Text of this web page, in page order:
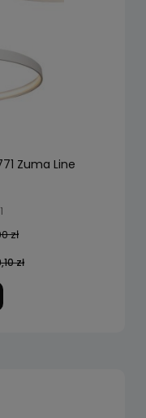
Zuma Line
zł
zł